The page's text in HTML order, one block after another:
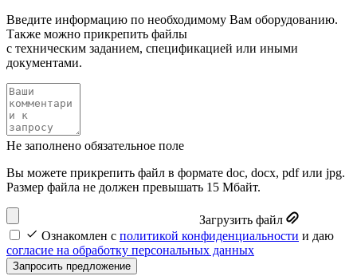
Введите информацию по необходимому Вам оборудованию.
Также можно прикрепить файлы
с техническим заданием, спецификацией или иными
документами.
Не заполнено обязательное поле
Вы можете прикрепить файл в формате doc, docx, pdf или jpg.
Размер файла не должен превышать 15 Мбайт.
Загрузить файл
Ознакомлен с политикой конфиденциальности и даю
согласие на обработку персональных данных
Запросить предложение